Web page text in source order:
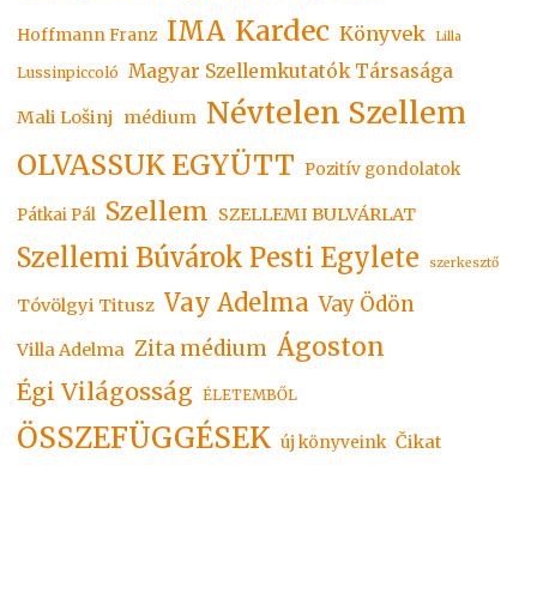
Hoffmann Franz IMA Kardec Könyvek Lilla
Lussinpiccoló Magyar Szellemkutatók Társasága
Mali Lošinj médium Névtelen Szellem
OLVASSUK EGYÜTT Pozitív gondolatok
Pátkai Pál Szellem SZELLEMI BULVÁRLAT
Szellemi Búvárok Pesti Egylete szerkesztő
Tóvölgyi Titusz Vay Adelma Vay Ödön
Villa Adelma Zita médium Ágoston
Égi Világosság ÉLETEMBŐL
ÖSSZEFÜGGÉSEK új könyveink Čikat